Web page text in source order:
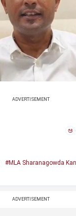
ADVERTISEMENT
ಅ
#MLA Sharanagowda
ADVERTISEMENT